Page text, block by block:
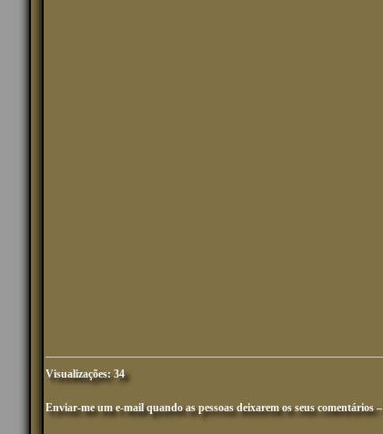
Visualizações: 34
Enviar-me um e-mail quando as pessoas deixarem os seus comentários –